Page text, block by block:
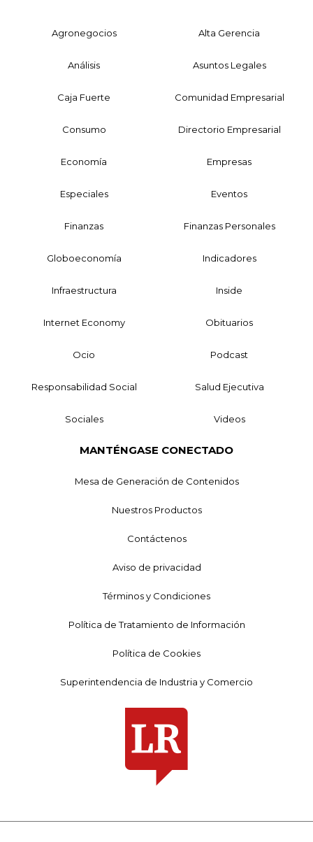
Agronegocios Alta Gerencia
Análisis Asuntos Legales
Caja Fuerte Comunidad Empresarial
Consumo Directorio Empresarial
Economía Empresas
Especiales Eventos
Finanzas Finanzas Personales
Globoeconomía Indicadores
Infraestructura Inside
Internet Economy Obituarios
Ocio Podcast
Responsabilidad Social Salud Ejecutiva
Sociales Videos
MANTÉNGASE CONECTADO
Mesa de Generación de Contenidos
Nuestros Productos
Contáctenos
Aviso de privacidad
Términos y Condiciones
Política de Tratamiento de Información
Política de Cookies
Superintendencia de Industria y Comercio